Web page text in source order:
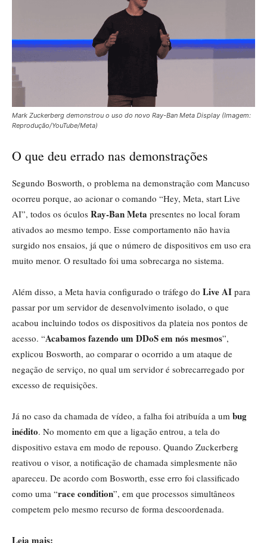
Mark Zuckerberg demonstrou o uso do novo Ray-Ban Meta Display (Imagem:
Reprodução/YouTube/Meta)
O que deu errado nas demonstrações
Segundo Bosworth, o problema na demonstração com Mancuso
ocorreu porque, ao acionar o comando “Hey, Meta, start Live
AI”, todos os óculos Ray-Ban Meta presentes no local foram
ativados ao mesmo tempo. Esse comportamento não havia
surgido nos ensaios, já que o número de dispositivos em uso era
muito menor. O resultado foi uma sobrecarga no sistema.
Além disso, a Meta havia configurado o tráfego do Live AI para
passar por um servidor de desenvolvimento isolado, o que
acabou incluindo todos os dispositivos da plateia nos pontos de
acesso. “Acabamos fazendo um DDoS em nós mesmos”,
explicou Bosworth, ao comparar o ocorrido a um ataque de
negação de serviço, no qual um servidor é sobrecarregado por
excesso de requisições.
Já no caso da chamada de vídeo, a falha foi atribuída a um bug
inédito. No momento em que a ligação entrou, a tela do
dispositivo estava em modo de repouso. Quando Zuckerberg
reativou o visor, a notificação de chamada simplesmente não
apareceu. De acordo com Bosworth, esse erro foi classificado
como uma “race condition”, em que processos simultâneos
competem pelo mesmo recurso de forma descoordenada.
Leia mais: